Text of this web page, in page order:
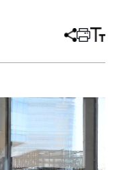
分
章
打 调
小